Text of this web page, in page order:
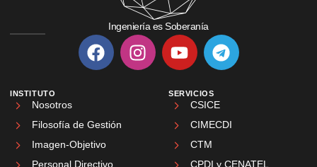
Ingeniería es Soberanía
INSTITUTO
Nosotros
Filosofía de Gestión
Imagen-Objetivo
Personal Directivo
SERVICIOS
CSICE
CIMECDI
CTM
CPDI y CENATEL